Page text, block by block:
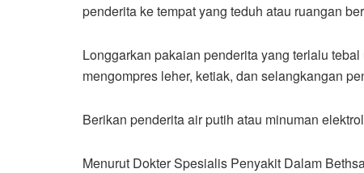
penderita ke tempat yang teduh atau ruangan
Longgarkan pakaian penderita yang terlalu
mengompres leher, ketiak, dan selangkangan
Berikan penderita air putih atau minuman
Menurut Dokter Spesialis Penyakit Dalam